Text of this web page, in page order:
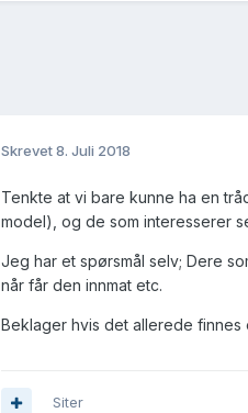
Skrevet8. Juli 2018
Tenkte at vi bare kunne ha en
model), og de som interesserer
Jeg har et spørsmål selv; Dere
når får den innmat etc.
Beklager hvis det allerede finnes
Siter